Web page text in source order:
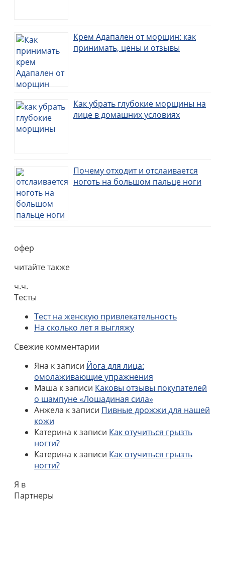
Крем Адапален от морщин: как
принимать, цены и отзывы
Как убрать глубокие морщины на
лице в домашних условиях
Почему отходит и отслаивается
ноготь на большом пальце ноги
офер
читайте также
ч.ч.
Тесты
Тест на женскую привлекательность
На сколько лет я выгляжу
Свежие комментарии
Яна к записи Йога для лица:
омолаживающие упражнения
Маша к записи Каковы отзывы покупателей
о шампуне «Лошадиная сила»
Анжела к записи Пивные дрожжи для нашей
кожи
Катерина к записи Как отучиться грызть
ногти?
Катерина к записи Как отучиться грызть
ногти?
Я в
Партнеры